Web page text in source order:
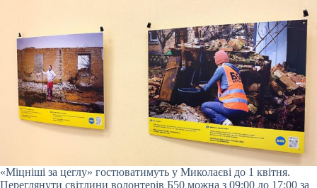
«Міцніші за цеглу» гостюватимуть у Миколаєві до 1 квітня.
Переглянути світлини волонтерів Б50 можна з 09:00 до 17:00 за